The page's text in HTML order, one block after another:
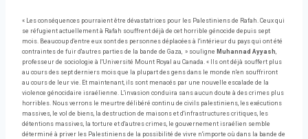
« Les conséquences pourraient être dévastatrices pour les Palestiniens de Rafah. Ceux qui
se réfugient actuellement à Rafah souffrent déjà de cet horrible génocide depuis sept
mois. Beaucoup d'entre eux sont des personnes déplacées à l'intérieur du pays qui ont été
contraintes de fuir d'autres parties de la bande de Gaza, » souligne Muhannad Ayyash,
professeur de sociologie à l'Université Mount Royal au Canada. « Ils ont déjà souffert plus
au cours des sept derniers mois que la plupart des gens dans le monde n'en souffriront
au cours de leur vie. Et maintenant, ils sont menacés par une nouvelle escalade de la
violence génocidaire israélienne. L'invasion conduira sans aucun doute à des crimes plus
horribles. Nous verrons le meurtre délibéré continu de civils palestiniens, les exécutions
massives, le vol de biens, la destruction de maisons et d'infrastructures critiques, les
détentions massives, la torture et d'autres crimes, le gouvernement israélien semble
déterminé à priver les Palestiniens de la possibilité de vivre n'importe où dans la bande de